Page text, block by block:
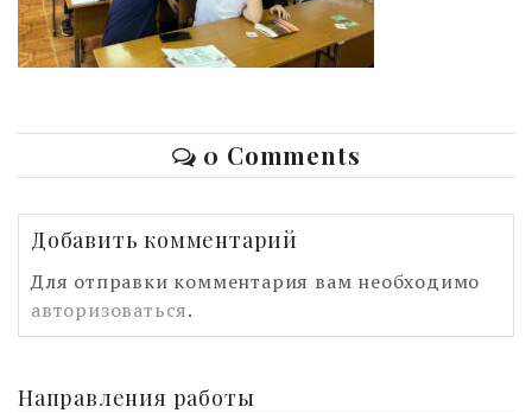
0 Comments
Добавить комментарий
Для отправки комментария вам необходимо
авторизоваться.
Направления работы